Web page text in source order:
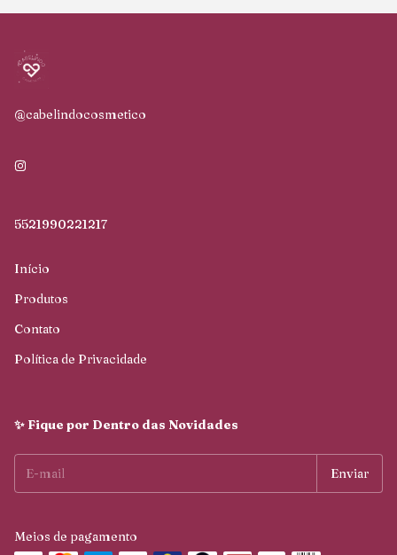
@cabelindocosmetico
5521990221217
Início
Produtos
Contato
Política de Privacidade
✨ Fique por Dentro das Novidades
Meios de pagamento